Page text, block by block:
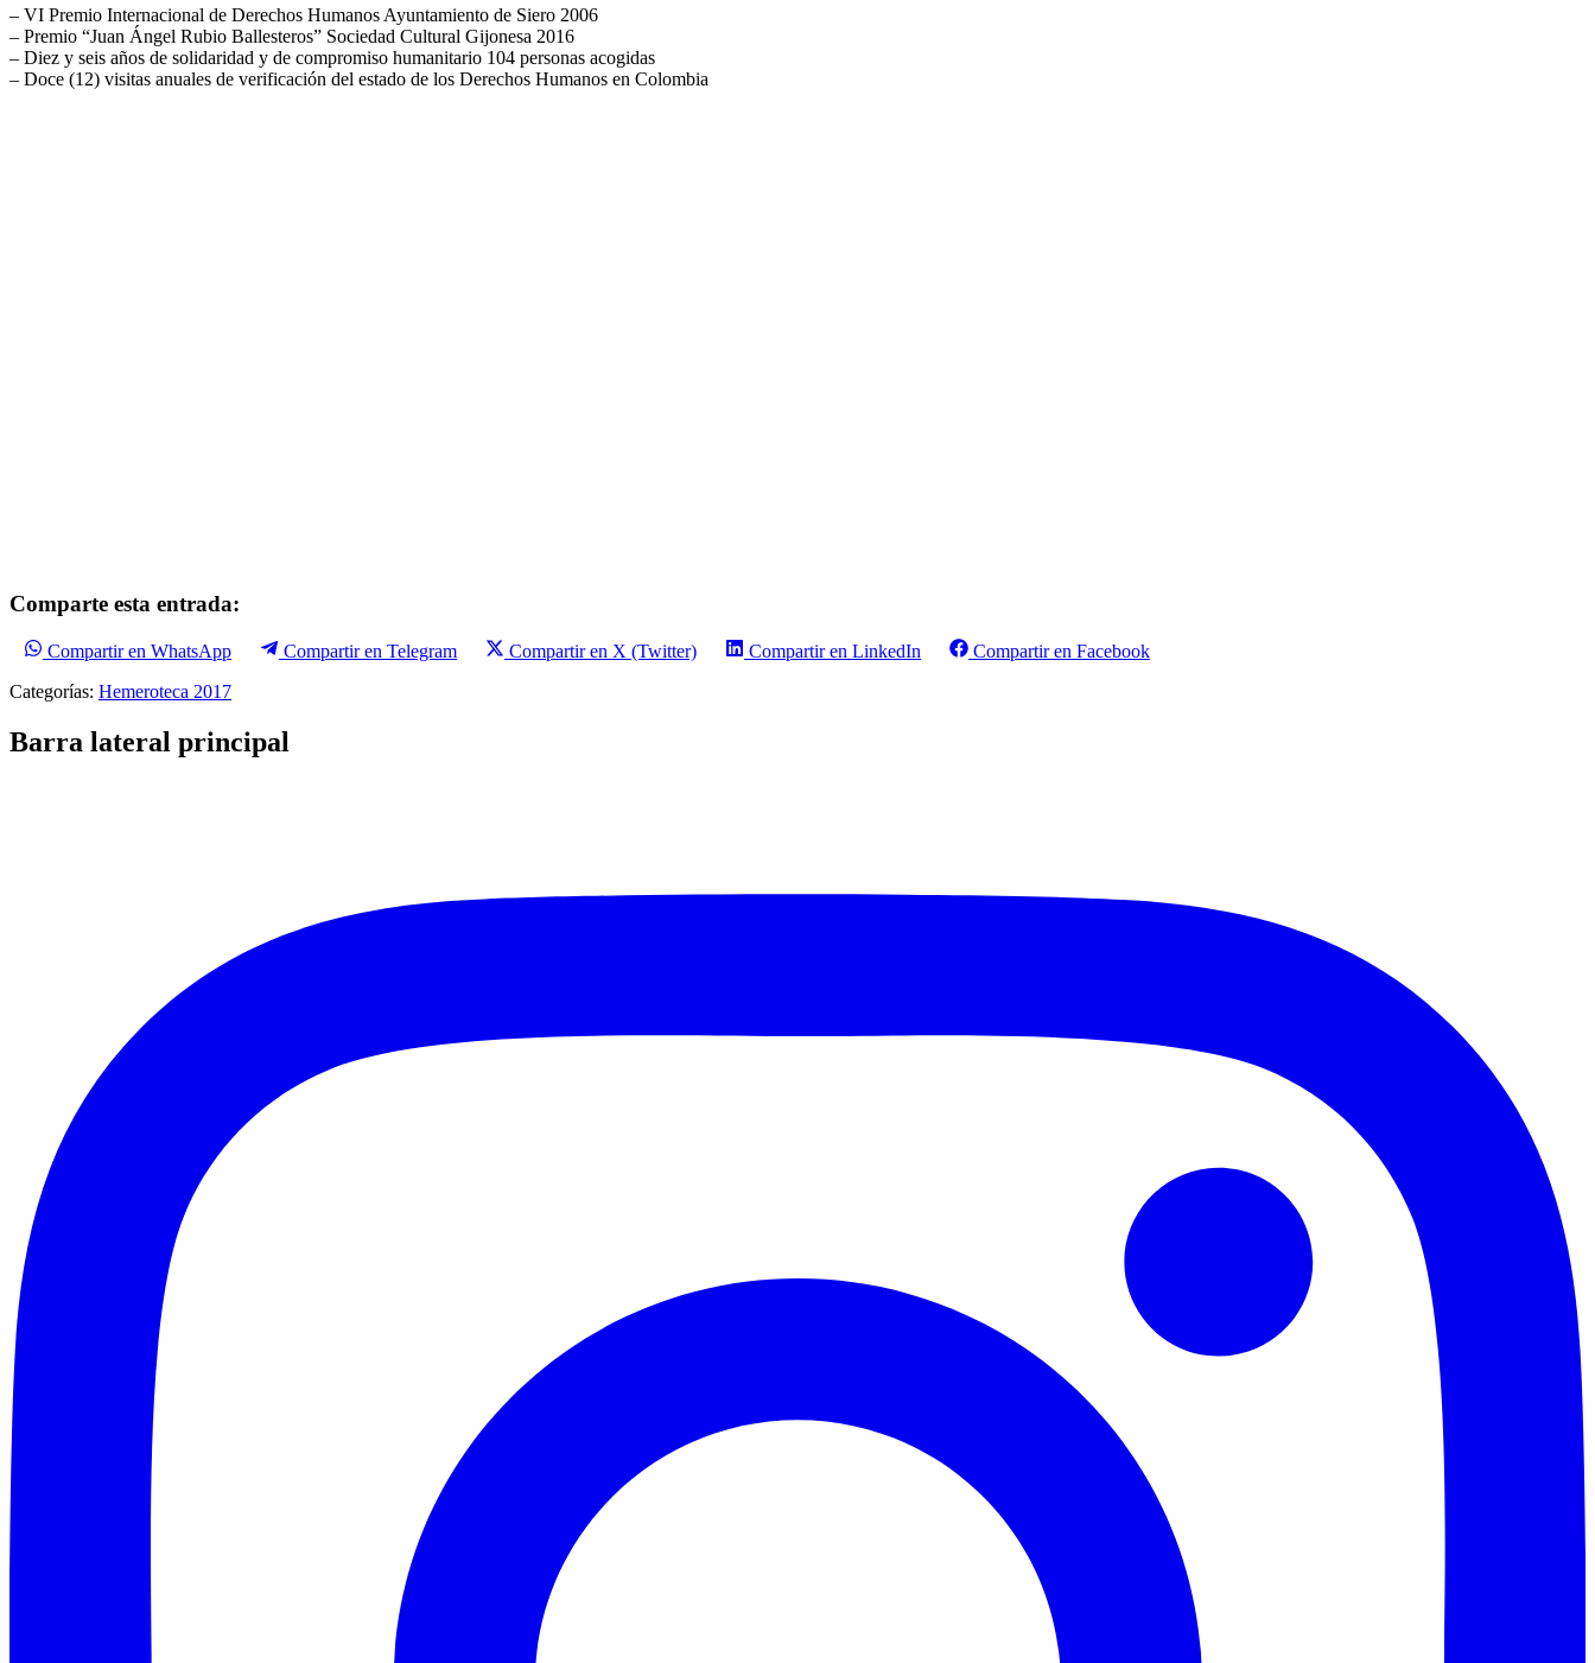
– VI Premio Internacional de Derechos Humanos Ayuntamiento de Siero 2006
– Premio “Juan Ángel Rubio Ballesteros” Sociedad Cultural Gijonesa 2016
– Diez y seis años de solidaridad y de compromiso humanitario 104 personas acogidas
– Doce (12) visitas anuales de verificación del estado de los Derechos Humanos en Colombia
Comparte esta entrada:
Compartir en WhatsApp Compartir en Telegram Compartir en X (Twitter) Compartir en LinkedIn
Compartir en Facebook
Categorías: Hemeroteca 2017
Barra lateral principal